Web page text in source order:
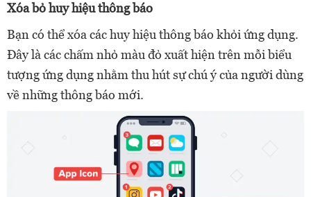
Xóa bỏ huy hiệu thông báo
Bạn có thể xóa các huy hiệu thông báo khỏi ứng dụng.
Đây là các chấm nhỏ màu đỏ xuất hiện trên mỗi biểu
tượng ứng dụng nhằm thu hút sự chú ý của người dùng
về những thông báo mới.